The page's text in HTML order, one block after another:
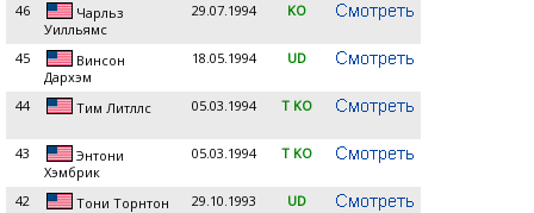
46
Чарльз
Уилльямс
29.07.1994 KO
45
Винсон
Дархэм
18.05.1994 UD
44 Тим Литллс 05.03.1994 T KO
43
Энтони
Хэмбрик
05.03.1994 T KO
42 Тони Торнтон 29.10.1993 UD